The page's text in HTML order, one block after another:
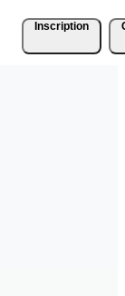
Inscription